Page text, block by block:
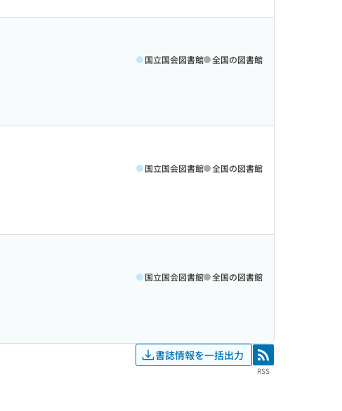
国立国会図書館 全国の図書館
国立国会図書館 全国の図書館
国立国会図書館 全国の図書館
書誌情報を一括出力 RSS
RSS